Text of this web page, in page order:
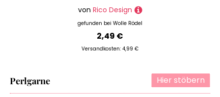
von Rico Design
gefunden bei Wolle Rödel
2,49 €
Versandkosten: 4,99 €
Hier stöbern
Perlgarne